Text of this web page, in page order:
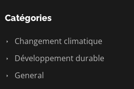
Catégories
Changement climatique
Développement durable
General